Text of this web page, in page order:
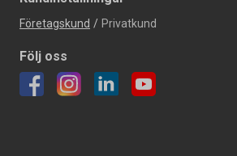
Företagskund / Privatkund
Följ oss